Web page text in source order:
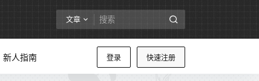
文章
登录 快速注册
新人指南